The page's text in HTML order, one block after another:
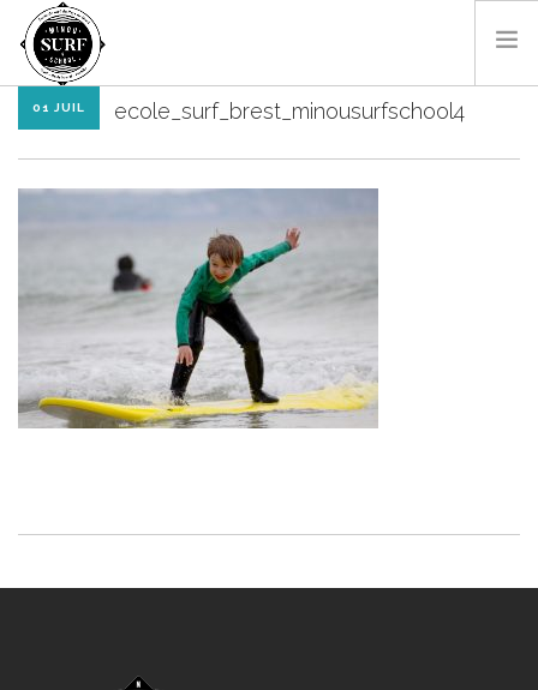
SURF & BODYBOARD
PADDLE
CONTACT
RÉSA EN LIGNE
FR
01 JUIL ecole_surf_brest_minousurfschool4